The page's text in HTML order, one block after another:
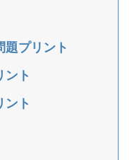
題プリント
ント
ント